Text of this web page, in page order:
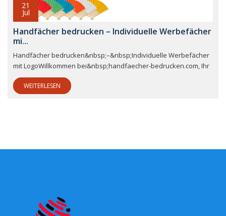
21
Jul
Handfächer bedrucken – Individuelle Werbefächer
mi...
Handfächer bedrucken&nbsp;–&nbsp;Individuelle Werbefächer
mit LogoWillkommen bei&nbsp;handfaecher-bedrucken.com, Ihr
WEITERLESEN